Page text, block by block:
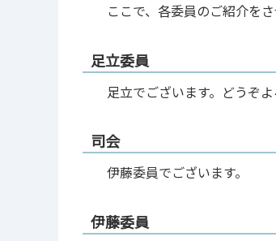
ここで、各委員のご紹介をさ
足立委員
足立でございます。どうぞよ
司会
伊藤委員でございます。
伊藤委員